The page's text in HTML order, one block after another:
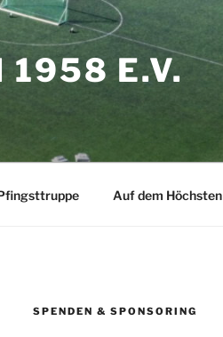
1958 E.V.
Auf dem Höchsten
SPENDEN & SPONSORING